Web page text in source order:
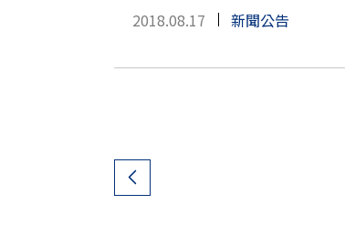
2018.08.17 新聞公告